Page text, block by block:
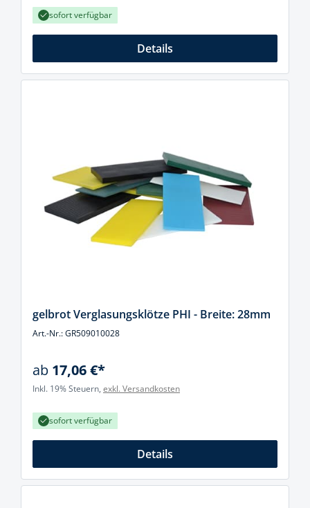
sofort verfügbar
Details
gelbrot Verglasungsklötze PHI - Breite: 28mm
Art.-Nr.: GR509010028
ab 17,06 €*
Inkl. 19% Steuern, exkl. Versandkosten
sofort verfügbar
Details